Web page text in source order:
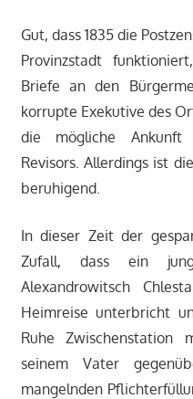
Gut, dass 1835 die
Provinzstadt
Briefe an den
korrupte Exekutive des
die mögliche Ankunft
Revisors. Allerdings ist
beruhigend.
In dieser Zeit der
Zufall, dass ein
Alexandrowitsch
Heimreise unterbricht
Ruhe
seinem Vater
mangelnden